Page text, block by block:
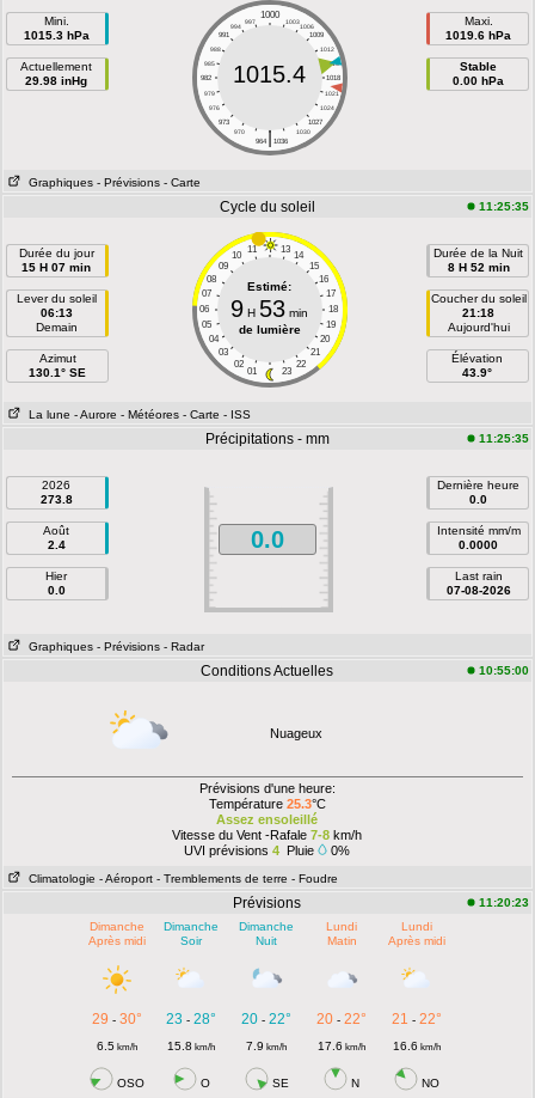
Mini.
1015.3 hPa
Actuellement
29.98 inHg
1000
997 1003
994
1006
991
1009
988
1012
985
1015
982
1018
979
1021
976
1024
973
1027
970
1030
|
964 1036
1015.4
Maxi.
1019.6 hPa
Stable
0.00 hPa
Graphiques - Prévisions - Carte
Cycle du soleil 11:25:35
Durée du jour
15 H 07 min
Lever du soleil
06:13
Demain
Azimut
130.1° SE
11 13
10
14
09
15
08
16
07
17
06
18
05
19
04
20
03
21
02
22
01 23
Estimé:
9 H 53 min
de lumière
Durée de la Nuit
8 H 52 min
Coucher du soleil
21:18
Aujourd'hui
Élévation
43.9°
La lune - Aurore - Météores - Carte - ISS
Précipitations - mm 11:25:35
2026
273.8
Août
2.4
Hier
0.0
0.0
Dernière heure
0.0
Intensité mm/m
0.0000
Last rain
07-08-2026
Graphiques - Prévisions - Radar
Conditions Actuelles 10:55:00
Nuageux
Prévisions d'une heure:
Température 25.3°C
Assez ensoleillé
Vitesse du Vent -Rafale7-8 km/h
UVI prévisions4 Pluie 0%
Climatologie - Aéroport - Tremblements de terre - Foudre
Prévisions
11:20:23
Dimanche
Après midi
Dimanche
Soir
Dimanche
Nuit
Lundi
Matin
Lundi
Après midi
29 - 30° 23 -28° 20 -22° 20 -22° 21 -22°
6.5km/h 15.8 km/h 7.9 km/h 17.6 km/h 16.6 km/h
OSO O SE N NO